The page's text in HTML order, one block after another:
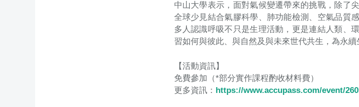
中山大學表示，面對氣候變遷帶來的挑戰，除了
全球少見結合氣膠科學、肺功能檢測、空氣品質
多人認識呼吸不只是生理活動，更是連結人類、
習如何與彼此、與自然及與未來世代共生，為永續
【活動資訊】
免費參加（*部分實作課程酌收材料費）
更多資訊： https://www.accupass.com/event/